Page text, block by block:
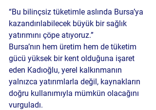
“Bu bilinçsiz tüketimle aslında Bursa’ya
kazandırılabilecek büyük bir sağlık
yatırımını çöpe atıyoruz.”
Bursa’nın hem üretim hem de tüketim
gücü yüksek bir kent olduğuna işaret
eden Kadıoğlu, yerel kalkınmanın
yalnızca yatırımlarla değil, kaynakların
doğru kullanımıyla mümkün olacağını
vurguladı.